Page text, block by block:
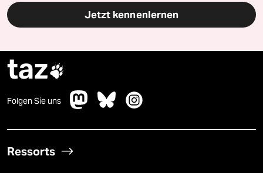
Jetzt kennenlernen
taz
Folgen Sie uns
Ressorts